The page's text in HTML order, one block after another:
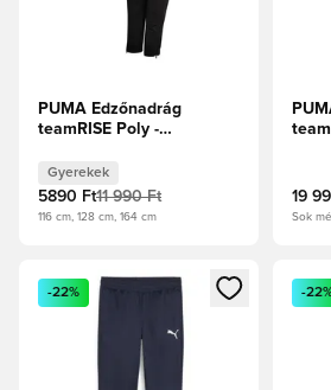
PUMA Edzőnadrág
teamRISE Poly -
Gyerekek
5890 Ft11 990 Ft
116 cm, 128 cm, 164 cm
19
Sok
Megnyit egy modált a
-22% -